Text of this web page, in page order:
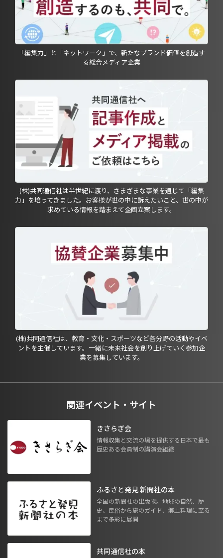
「編集力」と「ネットワーク」で、新たなブランド価値を創造す
る総合メディア企業
(株)共同通信社は半世紀に渡り、さまざまな事業を通じて「編集
力」を培ってきました。お客様が世の中に訴えたいこと、世の中が
求めている情報を踏まえて企画立案します。
(株)共同通信社は、教育・文化・スポーツなど各分野の活動やイベ
ントを主催しています。一緒に未来社会を創り上げていく参加企
業を募集しています。
関連イベント・サイト
きさらぎ会
情報収集と交流の場を提供する日本で最も
歴史ある会員制の講演会組織
ふるさと発見 新聞社の本
全国の新聞社の出版物。地域の自然、歴
史、民俗から旅のガイド、郷土料理に至る
まで多彩に展開
共同通信社の本